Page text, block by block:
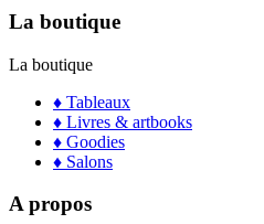
La boutique
La boutique
♦ Tableaux
♦ Livres & artbooks
♦ Goodies
♦ Salons
A propos